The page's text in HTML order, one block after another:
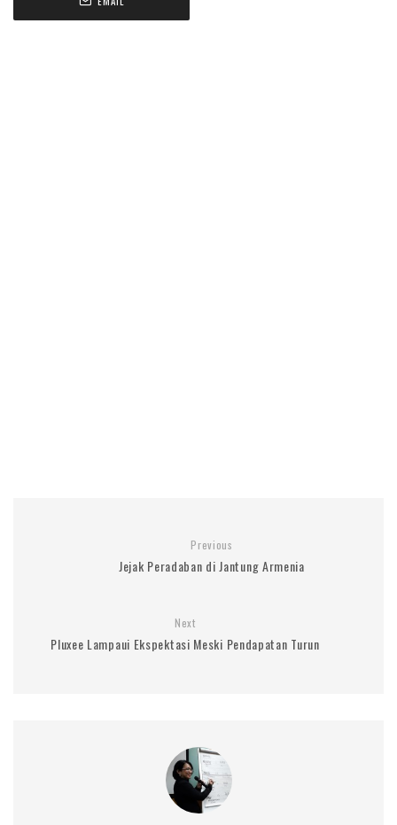
Previous
Jejak Peradaban di Jantung Armenia
Next
Pluxee Lampaui Ekspektasi Meski Pendapatan Turun